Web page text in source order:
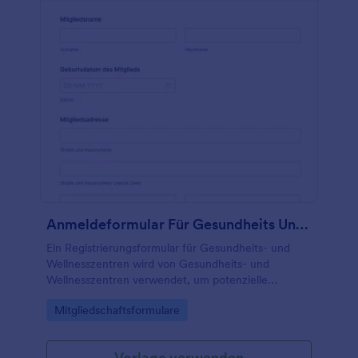
Anmeldeformular Für Gesundheits Und Wellness Center
Ein Registrierungsformular für Gesundheits- und
Wellnesszentren wird von Gesundheits- und
Wellnesszentren verwendet, um potenzielle
Go to Category:
Mitgliedschaftsformulare